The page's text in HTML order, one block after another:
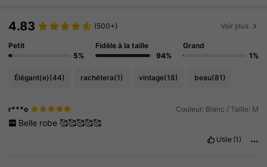
4.83 (500+) Voir plus
Petit
5%
Fidèle à la taille
94%
Grand
1%
Élégant(e)(44) rachètera(1) vintage(18) beau(81)
r***o Couleur: Blanc / Taille: M
Belle robe 🥰🥰🥰🥰🥰
Utile (1)